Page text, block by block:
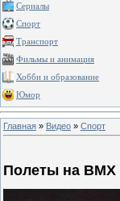
Сериалы
Спорт
Транспорт
Фильмы и анимация
Хобби и образование
Юмор
Главная » Видео » Спорт
Полеты на BMX